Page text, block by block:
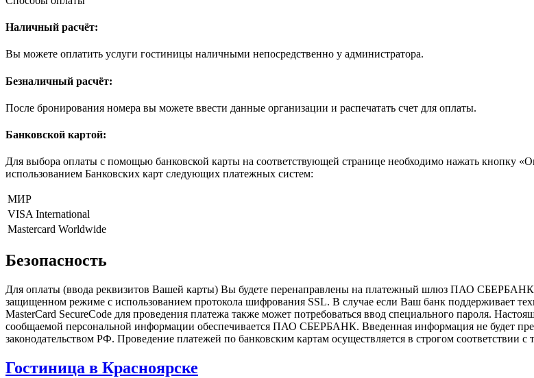
Наличный расчёт:
Вы можете оплатить услуги гостиницы наличными непосредственно у администратора.
Безналичный расчёт:
После бронирования номера вы можете ввести данные организации и распечатать счет для оплаты.
Банковской картой:
Для выбора оплаты с помощью банковской карты на соответствующей странице необходимо нажать кнопку
использованием Банковских карт следующих платежных систем:
МИР
VISA International
Mastercard Worldwide
Безопасность
Для оплаты (ввода реквизитов Вашей карты) Вы будете перенаправлены на платежный шлюз ПАО
защищенном режиме с использованием протокола шифрования SSL. В случае если Ваш банк поддерживает
MasterCard SecureCode для проведения платежа также может потребоваться ввод специального пароля.
сообщаемой персональной информации обеспечивается ПАО СБЕРБАНК. Введенная информация не будет
законодательством РФ. Проведение платежей по банковским картам осуществляется в строгом
Гостиница в Красноярске